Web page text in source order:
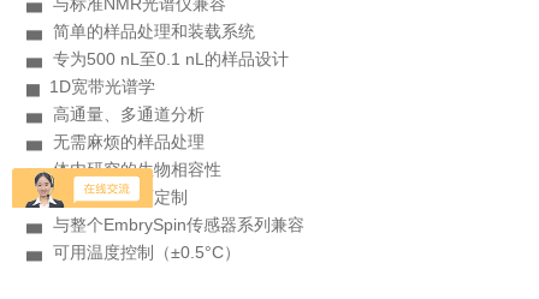
▅ 简单的样品处理和装载系统
▅ 专为500 nL至0.1 nL的样品设计
▅ 1D宽带光谱学
▅ 高通量、多通道分析
▅ 无需麻烦的样品处理
▅ 体内研究的生物相容性
▅ 起步价低，可定制
▅ 与整个EmbrySpin传感器系列兼容
▅ 可用温度控制（±0.5°C）